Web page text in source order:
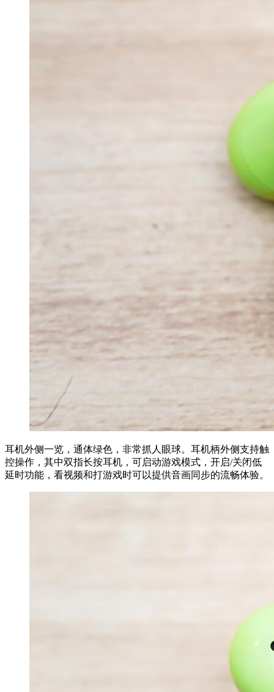
耳机外侧一览，通体绿色，非常抓人眼球。耳机柄外侧支持触
控操作，其中双指长按耳机，可启动游戏模式，开启/关闭低
延时功能，看视频和打游戏时可以提供音画同步的流畅体验。